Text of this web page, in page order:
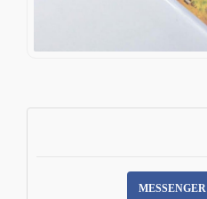
MESSENGER